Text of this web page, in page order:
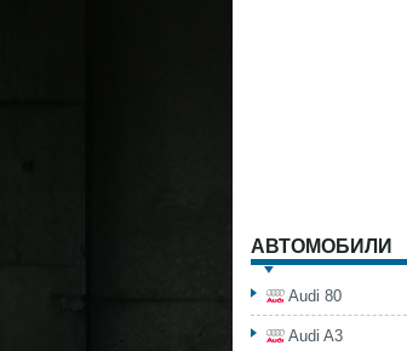
АВТОМОБИЛИ
Audi 80
Audi A3